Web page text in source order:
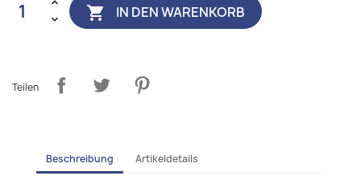
 IN DEN WARENKORB
Teilen
Beschreibung Artikeldetails